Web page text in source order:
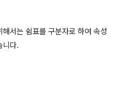
서는 쉼표를 구분자로 하여 속성
니다.